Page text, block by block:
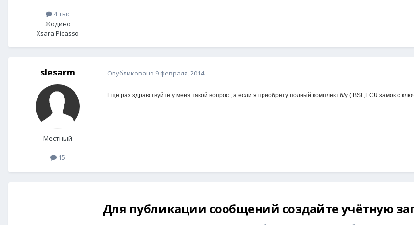
4 тыс
Жодино
Xsara Picasso
slesarm
Местный
15
Опубликовано 9 февраля, 2014
Ещё раз здравствуйте у меня такой вопрос , а если я приобрету полный комплект б/у ( BSI ,ECU замок с
Для публикации сообщений создайте учётную